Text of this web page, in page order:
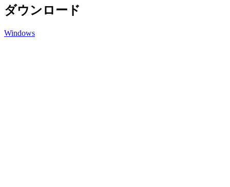
ダウンロード
Windows